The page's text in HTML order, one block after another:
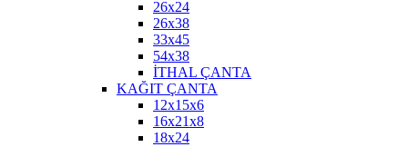
26x24
26x38
33x45
54x38
İTHAL ÇANTA
KAĞIT ÇANTA
12x15x6
16x21x8
18x24